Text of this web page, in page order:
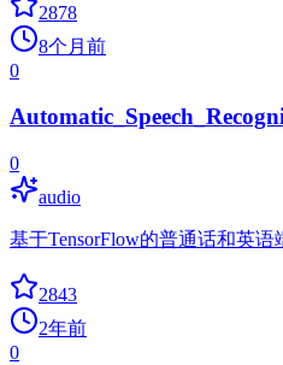
2878
8个月前
0
0
audio
基于TensorFlow的普通话和英语
2843
2年前
0